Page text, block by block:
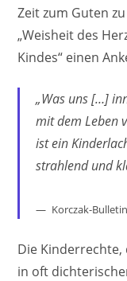
Zeit zum Guten
„Weisheit des
Kindes“ einen
„Was uns […]
mit dem Leben
ist ein
strahlend und
Korczak-
Die Kinderrechte,
in oft